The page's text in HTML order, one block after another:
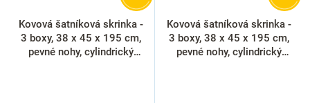
Kovová šatníková skrinka -
3 boxy, 38 x 45 x 195 cm,
pevné nohy, cylindrický
Kovová šatníková skrinka -
3 boxy, 38 x 45 x 195 cm,
pevné nohy, cylindrický